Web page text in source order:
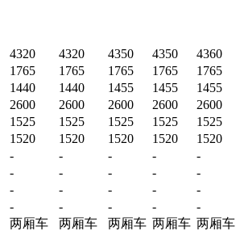
4320 4320 4350 4350 4360
1765 1765 1765 1765 1765
1440 1440 1455 1455 1455
2600 2600 2600 2600 2600
1525 1525 1525 1525 1525
1520 1520 1520 1520 1520
- - - - -
- - - - -
- - - - -
- - - - -
两厢车 两厢车 两厢车 两厢车 两厢车